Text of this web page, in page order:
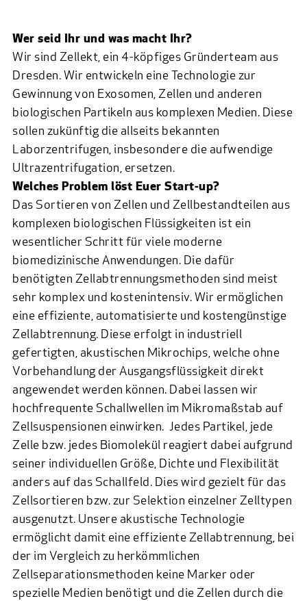
Wer seid Ihr und was macht Ihr?
Wir sind Zellekt, ein 4-köpfiges Gründerteam aus
Dresden. Wir entwickeln eine Technologie zur
Gewinnung von Exosomen, Zellen und anderen
biologischen Partikeln aus komplexen Medien. Diese
sollen zukünftig die allseits bekannten
Laborzentrifugen, insbesondere die aufwendige
Ultrazentrifugation, ersetzen.
Welches Problem löst Euer Start-up?
Das Sortieren von Zellen und Zellbestandteilen aus
komplexen biologischen Flüssigkeiten ist ein
wesentlicher Schritt für viele moderne
biomedizinische Anwendungen. Die dafür
benötigten Zellabtrennungsmethoden sind meist
sehr komplex und kostenintensiv. Wir ermöglichen
eine effiziente, automatisierte und kostengünstige
Zellabtrennung. Diese erfolgt in industriell
gefertigten, akustischen Mikrochips, welche ohne
Vorbehandlung der Ausgangsflüssigkeit direkt
angewendet werden können. Dabei lassen wir
hochfrequente Schallwellen im Mikromaßstab auf
Zellsuspensionen einwirken. Jedes Partikel, jede
Zelle bzw. jedes Biomolekül reagiert dabei aufgrund
seiner individuellen Größe, Dichte und Flexibilität
anders auf das Schallfeld. Dies wird gezielt für das
Zellsortieren bzw. zur Selektion einzelner Zelltypen
ausgenutzt. Unsere akustische Technologie
ermöglicht damit eine effiziente Zellabtrennung, bei
der im Vergleich zu herkömmlichen
Zellseparationsmethoden keine Marker oder
spezielle Medien benötigt und die Zellen durch die